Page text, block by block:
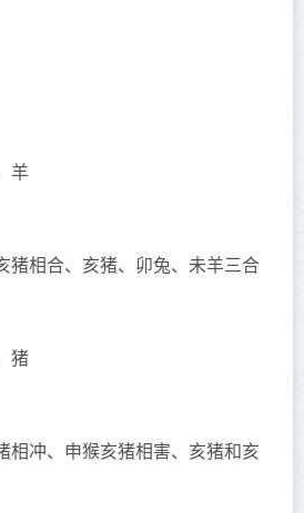
羊
猪相合、亥猪、卯兔、未羊三合
猪
相冲、申猴亥猪相害、亥猪和亥